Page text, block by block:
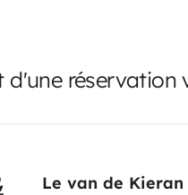
d'une réservation
Le van de Kieran